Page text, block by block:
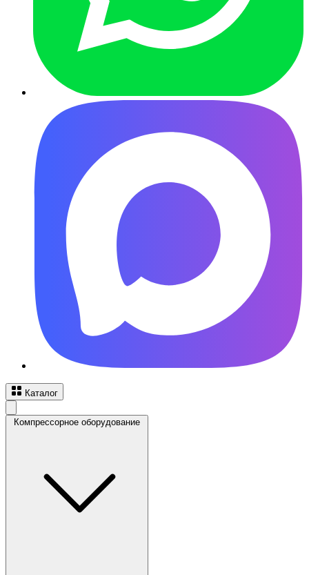
Каталог
Компрессорное оборудование